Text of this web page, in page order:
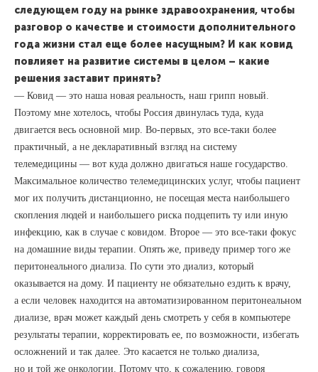
следующем году на рынке здравоохранения, чтобы
разговор о качестве и стоимости дополнительного
года жизни стал еще более насущным? И как ковид
повлияет на развитие системы в целом – какие
решения заставит принять?
— Ковид — это наша новая реальность, наш грипп новый.
Поэтому мне хотелось, чтобы Россия двинулась туда, куда
двигается весь основной мир. Во-первых, это все-таки более
практичный, а не декларативный взгляд на систему
телемедицины — вот куда должно двигаться наше государство.
Максимальное количество телемедицинских услуг, чтобы пациент
мог их получить дистанционно, не посещая места наибольшего
скопления людей и наибольшего риска подцепить ту или иную
инфекцию, как в случае с ковидом. Второе — это все-таки фокус
на домашние виды терапии. Опять же, приведу пример того же
перитонеального диализа. По сути это диализ, который
оказывается на дому. И пациенту не обязательно ездить к врачу,
а если человек находится на автоматизированном перитонеальном
диализе, врач может каждый день смотреть у себя в компьютере
результаты терапии, корректировать ее, по возможности, избегать
осложнений и так далее. Это касается не только диализа,
но и той же онкологии. Потому что, к сожалению, говоря